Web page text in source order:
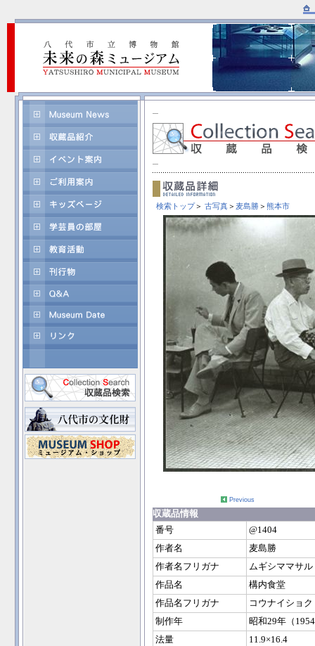
検索トップ＞ 古写真＞ 麦島勝＞ 熊本市
Previous
収蔵品情報
番号
@1404
作者名
麦島勝
作者名フリガナ
ムギシママサル
作品名
構内食堂
作品名フリガナ
コウナイショク
制作年
昭和29年（
法量
11.9×16.4